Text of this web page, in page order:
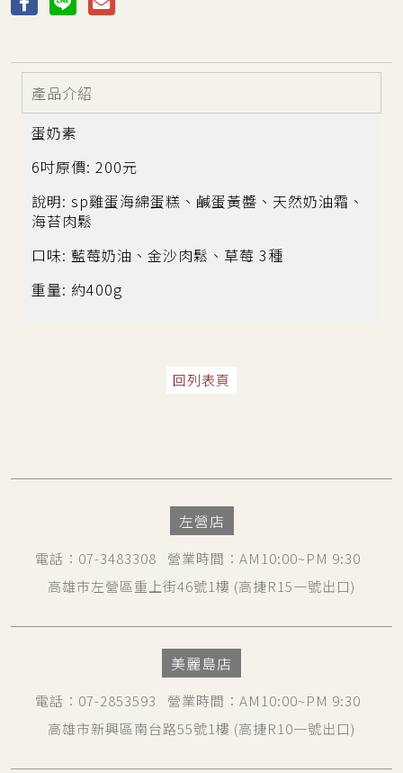
產品介紹
蛋奶素
6吋原價: 200元
說明: sp雞蛋海綿蛋糕、鹹蛋黃醬、天然奶油霜、
海苔肉鬆
口味: 藍莓奶油、金沙肉鬆、草莓 3種
重量: 約400g
回列表頁
左營店
電話 ： 07-3483308 營業時間 ：AM10:00~PM 9:30
高雄市左營區重上街46號1樓 (高捷R15一號出口)
美麗島店
電話 ： 07-2853593 營業時間 ：AM10:00~PM 9:30
高雄市新興區南台路55號1樓 (高捷R10一號出口)